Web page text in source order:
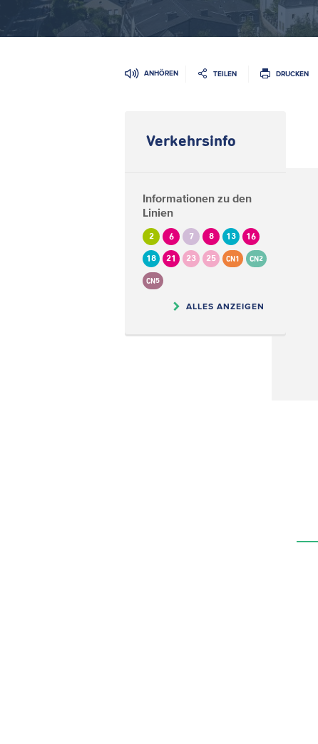
ANHÖREN TEILEN DRUCKEN
Verkehrsinfo
Informationen zu den
Linien
2 6 7 8 13 16
18 21 23 25 CN1 CN2
CN5
ALLES ANZEIGEN